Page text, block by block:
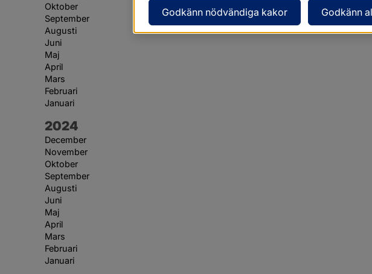
Oktober
September
Augusti
Juni
Maj
April
Mars
Februari
Januari
År:
2024
December
November
Oktober
September
Augusti
Juni
Maj
April
Mars
Februari
Januari
Godkänn nödvändiga kakor Godkänn